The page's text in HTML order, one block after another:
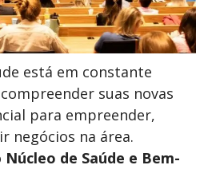
está em constante
suas novas
para empreender,
negócios na área.
Núcleo de Saúde e Bem-